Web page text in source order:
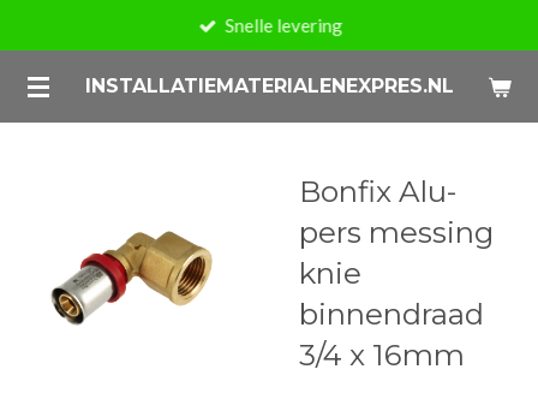
naar
de
INSTALLATIEMATERIALENEXPRES.NL
Snelle levering
Bonfix Alu-
pers messing
knie
binnendraad
3/4 x 16mm